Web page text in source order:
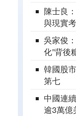
陳士良
與現實
吳家俊
化”背後
韓國股
第七
中國連
逾3萬億